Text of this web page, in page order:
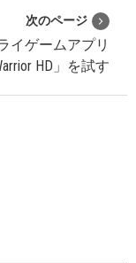
次のページ
イゲームアプリ
HD」を試す